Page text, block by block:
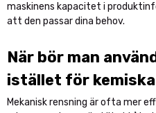
maskinens kapacitet i
att den passar dina behov.
När bör man
istället för kemiska
Mekanisk rensning är ofta mer